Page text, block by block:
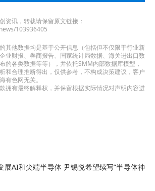
集团董事长宣布，旗下存储芯片子
划在未来五年内将晶圆产能扩大一
人工智能基础设施建设带来的内存
他表示，全球存储芯片供应缺口可
需求持续性，高盛此前上调了SK
2028年的营业利润预测，将SK海
业利润预测上调24%，三星电子上
资讯，转载请保留原文链接：
103936405
其他数据均是基于公开信息（包括但不仅限于行业新
业财报、券商报告、国家统计局数据、海关进出口数
的各类数据等等），并依托SMM内部数据库模型，
和合理推断得出，仅供参考，不构成决策建议，客户
有色网无关。
拥有最终解释权，并保留根据实际情况对声明内容进
展AI和尖端半导体 尹锡悦希望续写”半导体神